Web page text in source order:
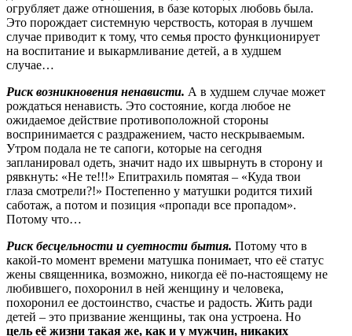
огрубляет даже отношения, в базе которых любовь была.
Это порождает системную черствость, которая в лучшем
случае приводит к тому, что семья просто функционирует
на воспитание и выкармливание детей, а в худшем
случае…
Риск возникновения ненависти. А в худшем случае может
рождаться ненависть. Это состояние, когда любое не
ожидаемое действие противоположной стороны
воспринимается с раздражением, часто нескрываемым.
Утром подала не те сапоги, которые на сегодня
запланировал одеть, значит надо их швырнуть в сторону и
рявкнуть: «Не те!!!» Епитрахиль помятая – «Куда твои
глаза смотрели?!» Постепенно у матушки родится тихий
саботаж, а потом и позиция «пропади все пропадом».
Потому что…
Риск бесцельности и суетности бытия. Потому что в
какой-то момент времени матушка понимает, что её статус
жены священника, возможно, никогда её по-настоящему не
любившего, похоронил в ней женщину и человека,
похоронил ее достоинство, счастье и радость. Жить ради
детей – это призвание женщины, так она устроена. Но
цель её жизни такая же, как и у мужчин, никаких